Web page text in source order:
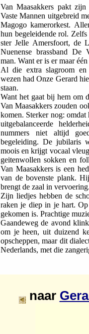
Van Maasakkers pakt
Vaste Mannen uitgebreid
Magogo kamerorkest.
hun begeleidende rol.
ster Jelle Amersfoort, de
Nuenense brassband De
man. Want er is er maar
Al die extra slagroom
wezen had Onze Gerard
staan.
Want het gaat bij hem om
Van Maasakkers zouden
komen. Sterker nog:
uitgebalanceerde
nummers niet altijd
begeleiding. De jubilaris
moois en krijgt vocaal
geitenwollen sokken en
Van Maasakkers is een
van de bovenste plank.
brengt de zaal in
Zijn liedjes hebben de
raken je diep in je hart.
gekomen is. Prachtige
Gaandeweg de avond
om je heen, uit duizend
opscheppen, maar dit
Nederlands, met die
naar